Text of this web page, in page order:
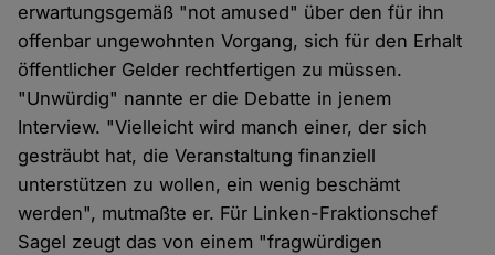
erwartungsgemäß "not amused" über den für ihn
offenbar ungewohnten Vorgang, sich für den Erhalt
öffentlicher Gelder rechtfertigen zu müssen.
"Unwürdig" nannte er die Debatte in jenem
Interview. "Vielleicht wird manch einer, der sich
gesträubt hat, die Veranstaltung finanziell
unterstützen zu wollen, ein wenig beschämt
werden", mutmaßte er. Für Linken-Fraktionschef
Sagel zeugt das von einem "fragwürdigen